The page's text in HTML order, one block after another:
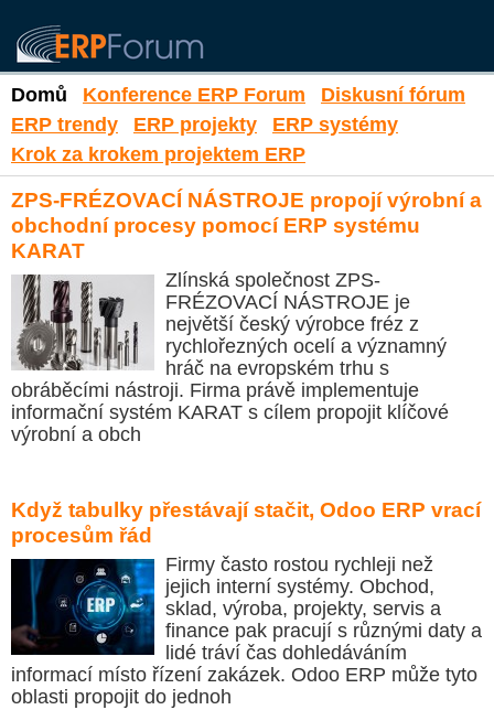
Domů Konference ERP Forum
Diskusní fórum
ERP trendy
ERP projekty
ERP systémy
Krok za krokem projektem ERP
ZPS-FRÉZOVACÍ NÁSTROJE propojí výrobní a
obchodní procesy pomocí ERP systému
KARAT
Zlínská společnost ZPS-
FRÉZOVACÍ NÁSTROJE je
největší český výrobce fréz z
rychlořezných ocelí a významný
hráč na evropském trhu s
obráběcími nástroji. Firma právě implementuje
informační systém KARAT s cílem propojit klíčové
výrobní a obch
Když tabulky přestávají stačit, Odoo ERP vrací
procesům řád
Firmy často rostou rychleji než
jejich interní systémy. Obchod,
sklad, výroba, projekty, servis a
finance pak pracují s různými daty a
lidé tráví čas dohledáváním
informací místo řízení zakázek. Odoo ERP může tyto
oblasti propojit do jednoh